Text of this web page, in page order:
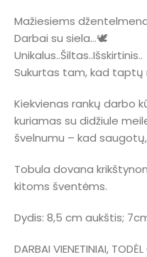
Mažiesiems
Darbai su siela…🕊️
Unikalus..Šiltas..Išskirtinis..
Sukurtas tam, kad taptų
Kiekvienas rankų darbo
kuriamas su didžiule
švelnumu – kad
Tobula dovana
kitoms šventėms.
Dydis: 8,5 cm aukštis;
DARBAI VIENETINIAI,